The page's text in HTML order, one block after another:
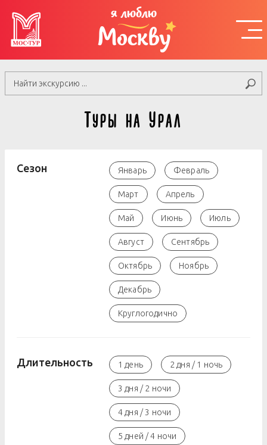
я люблю
Москву
Туры на Урал
Сезон Январь Февраль
Март Апрель
Май Июнь Июль
Август Сентябрь
Октябрь Ноябрь
Декабрь
Круглогодично
Длительность 1 день 2 дня / 1 ночь
3 дня / 2 ночи
4 дня / 3 ночи
5 дней / 4 ночи